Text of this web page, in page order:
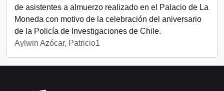
de asistentes a almuerzo realizado en el Palacio de La
Moneda con motivo de la celebración del aniversario
de la Policía de Investigaciones de Chile.
Aylwin Azócar, Patricio1